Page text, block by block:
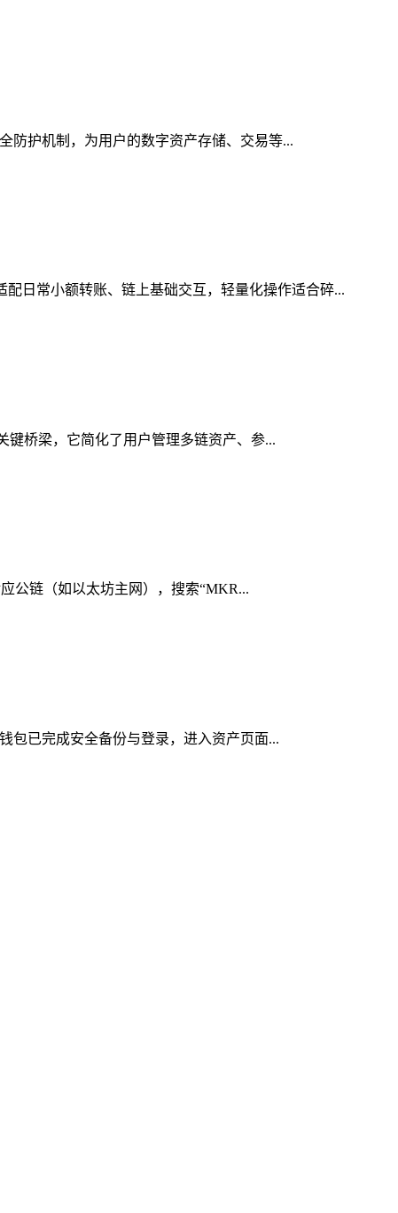
防护机制，为用户的数字资产存储、交易等...
日常小额转账、链上基础交互，轻量化操作适合碎...
键桥梁，它简化了用户管理多链资产、参...
公链（如以太坊主网），搜索“MKR...
包已完成安全备份与登录，进入资产页面...